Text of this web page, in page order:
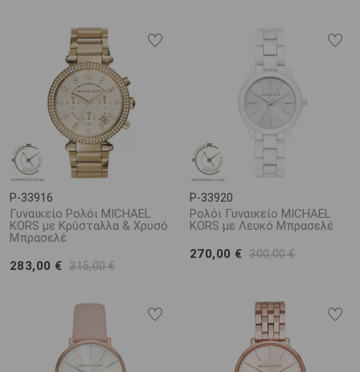
P-33916
Γυναικείο Ρολόι MICHAEL
KORS με Κρύσταλλα & Χρυσό
Μπρασελέ
283,00 € 315,00 €
P-33920
Ρολόι Γυναικείο MICHAEL
KORS με Λευκό Μπρασελέ
270,00 € 300,00 €